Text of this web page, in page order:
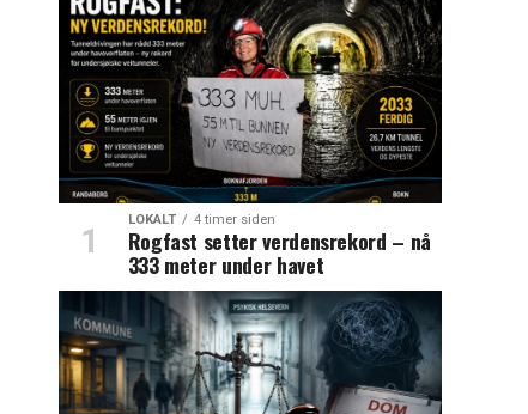
LOKALT 4 timer siden
Rogfast setter verdensrekord – nå
333 meter under havet